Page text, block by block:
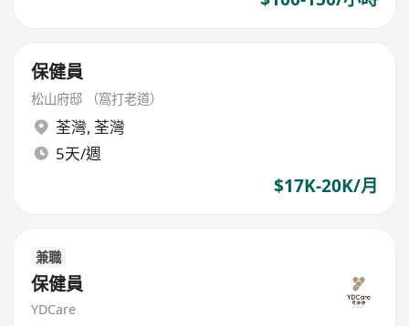
保健員
松山府邸 （窩打老道）
荃灣, 荃灣
5天/週
$17K-20K/月
兼職
保健員
YDCare